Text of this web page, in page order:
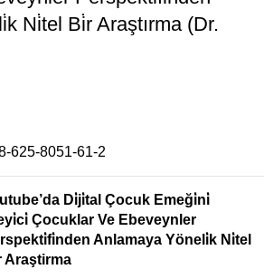
Ni̇tel Bi̇r Araştırma (Dr.
625-8051-61-2
Di̇ji̇tal Çocuk Emeği̇ni̇
Çocuklar Ve Ebeveynler
Anlamaya Yöneli̇k Ni̇tel
Araştirma